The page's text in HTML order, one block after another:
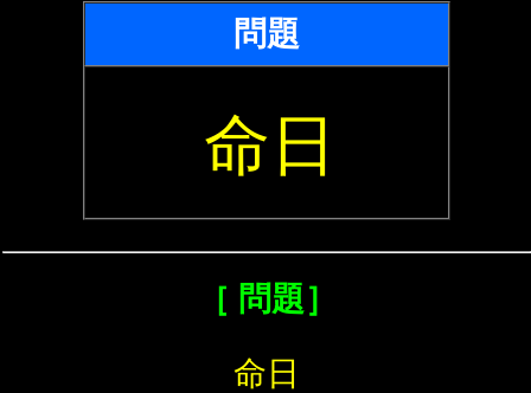
問題
命日
［ 問題］
命日